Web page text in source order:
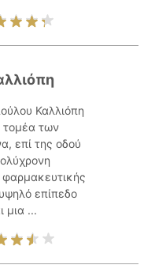
Καλλιόπη
τομέα των
επί της οδού
επίπεδο
μια ...